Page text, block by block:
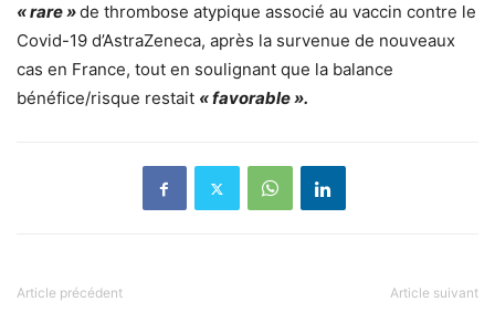
« rare »de thrombose atypique associé au vaccin contre le
Covid-19 d’AstraZeneca, après la survenue de nouveaux
cas en France, tout en soulignant que la balance
bénéfice/risque restait « favorable ».
Article précédent Article suivant